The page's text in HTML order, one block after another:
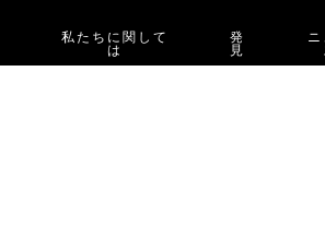
私たちに関して
は
発
見